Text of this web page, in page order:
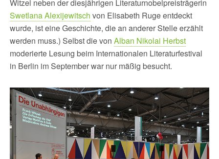
Witzel neben der diesjährigen Literaturnobelpreisträgerin
Swetlana Alexijewitsch von Elisabeth Ruge entdeckt
wurde, ist eine Geschichte, die an anderer Stelle erzählt
werden muss.) Selbst die von Alban Nikolai Herbst
moderierte Lesung beim Internationalen Literaturfestival
in Berlin im September war nur mäßig besucht.